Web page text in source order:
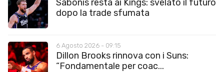
Sabonis resta ai Kings: svelato il futuro
dopo la trade sfumata
6 Agosto 2026 - 09:15
Dillon Brooks rinnova con i Suns:
“Fondamentale per coac...